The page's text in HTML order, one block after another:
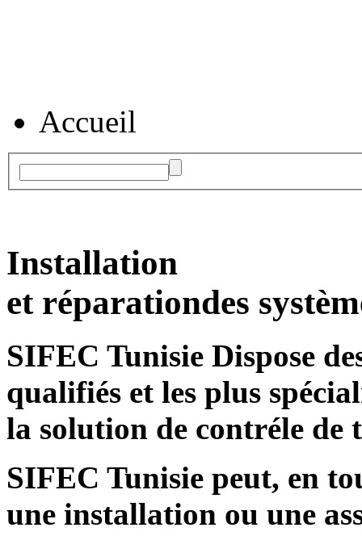
Accueil
Installation
et réparationdes
SIFEC Tunisie Dispose
qualifiés et les plus
la solution de contréle de
SIFEC Tunisie peut, en
une installation ou une